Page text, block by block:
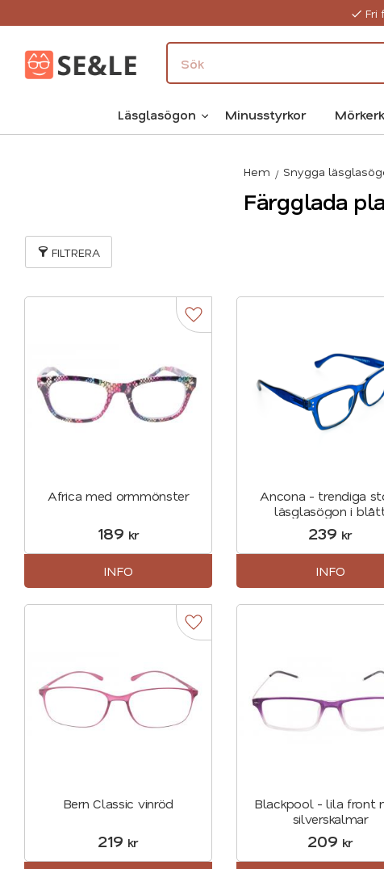
Fri
Läsglasögon Minusstyrkor
Hem Snygga
Färgglada
FILTRERA
Africa med ormmönster
189 kr
Lägg till i favoriter
INFO
Ancona - trendiga
läsglasögon i
239 kr
INFO
Bern Classic vinröd
219 kr
Lägg till i favoriter
Blackpool - lila front
silverskalmar
209 kr